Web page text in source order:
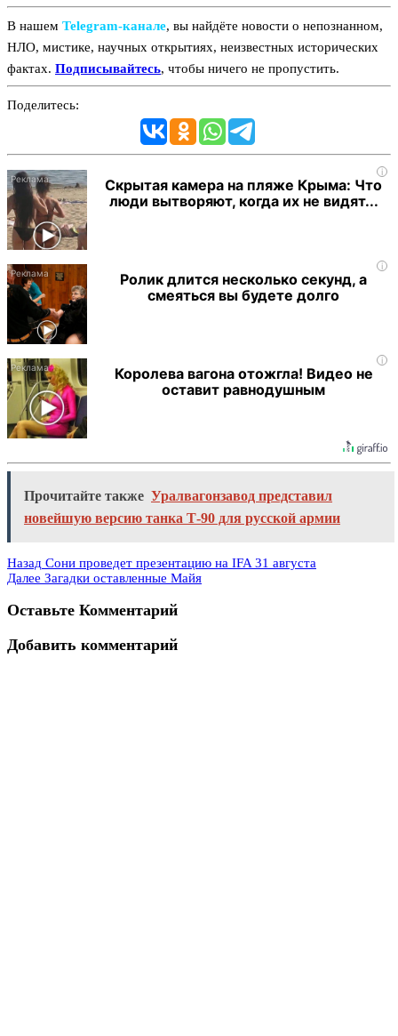
В нашем Telegram‑канале, вы найдёте новости о непознанном,
НЛО, мистике, научных открытиях, неизвестных исторических
фактах. Подписывайтесь, чтобы ничего не пропустить.
Поделитесь:
i
Скрытая камера на пляже Крыма: Что
люди вытворяют, когда их не видят...
i
Ролик длится несколько секунд, а
смеяться вы будете долго
i
Королева вагона отожгла! Видео не
оставит равнодушным
Прочитайте также Уралвагонзавод представил
новейшую версию танка Т-90 для русской армии
Назад Сони проведет презентацию на IFA 31 августа
Далее Загадки оставленные Майя
Оставьте Комментарий
Добавить комментарий